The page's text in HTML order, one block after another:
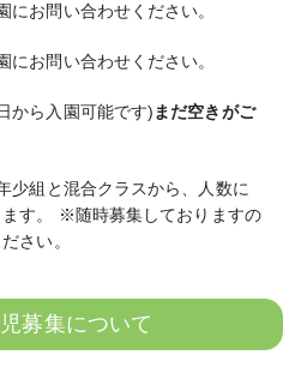
にお問い合わせください。
にお問い合わせください。
から入園可能です) まだ空きがご
少組と混合クラスから、人数に
す。 ※随時募集しておりますの
さい。
募集について